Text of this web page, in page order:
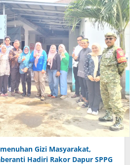
Gizi Masyarakat,
Hadiri Rakor Dapur SPPG